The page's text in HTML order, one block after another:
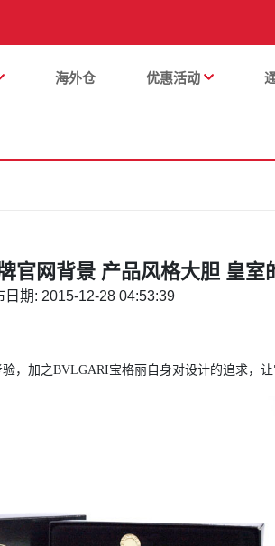
海外仓 优惠活动
官网背景 产品风格大胆 皇室
日期: 2015-12-28 04:53:39
，加之BVLGARI宝格丽自身对设计的追求，